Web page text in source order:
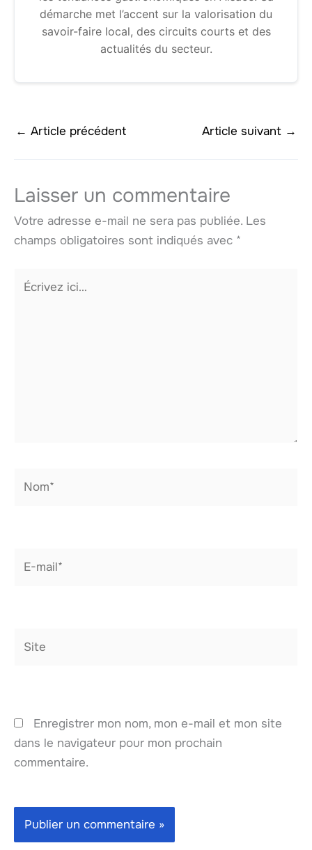
démarche met l’accent sur la valorisation du
savoir-faire local, des circuits courts et des
actualités du secteur.
← Article précédent Article suivant →
Laisser un commentaire
Votre adresse e-mail ne sera pas publiée. Les
champs obligatoires sont indiqués avec *
Écrivez
Enregistrer mon nom, mon e-mail et mon site
dans le navigateur pour mon prochain
commentaire.